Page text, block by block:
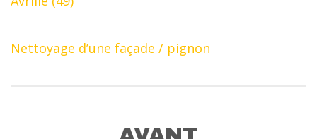
Nettoyage d’une façade / pignon